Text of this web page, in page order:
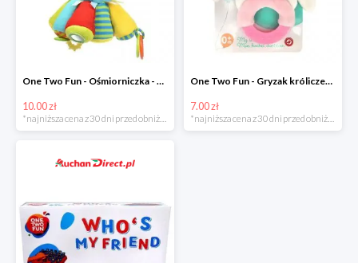
One Two Fun - Ośmiorniczka - miękka zabawka zawieszana w super cenie
10.00 zł
One Two Fun - Gryzak króliczek w super cenie
7.00 zł